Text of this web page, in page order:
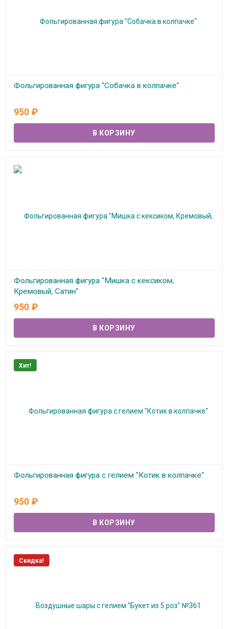
Фольгированная фигура "Собачка в колпачке"
950 ₽
Фольгированная фигура "Мишка с кексиком,
Кремовый, Сатин"
В наличии
950 ₽
Хит!
Фольгированная фигура с гелием "Котик в колпачке"
950 ₽
Скидка!